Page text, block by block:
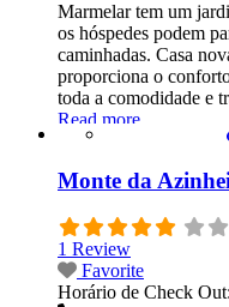
Marmelar tem um
os hóspedes podem
caminhadas. Casa
proporciona o
toda a comodidade e
Read more...
Monte da
1 Review
Favorite
Horário de Check Out: